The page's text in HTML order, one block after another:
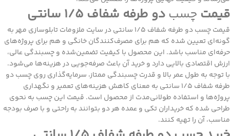
قیمت چسب دو طرفه شفاف 1/5 سانتی
قیمت چسب دو طرفه شفاف 1/5 سانتی در سایت ملزومات تابلوسازی مهر به
گونه‌ای تعیین شده که هم برای مصرف‌کنندگان خانگی و هم برای پروژه‌های
حرفه‌ای مناسب باشد. این محصول با کیفیت تضمین‌شده و چسبندگی عالی،
ارزش اقتصادی بالایی دارد و خرید آن باعث صرفه‌جویی در هزینه‌ها می‌شود.
با توجه به طول عمر بالا و قدرت چسبندگی ممتاز، سرمایه‌گذاری روی چسب دو
طرفه شفاف 1/5 سانتی به معنای کاهش هزینه‌های تعمیر و نگهداری
پروژه‌ها و استفاده طولانی‌مدت از محصول است. قیمت این چسب به نحوی
طراحی شده که خریداران تکی و عمده هر دو بتوانند به راحتی و با صرف بودجه
مناسب، آن را تهیه کنند.